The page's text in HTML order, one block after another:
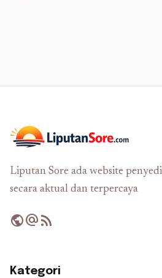
Liputan Sore ada website
secara aktual dan terpercaya
publicalternate_emailrss_feed
Kategori